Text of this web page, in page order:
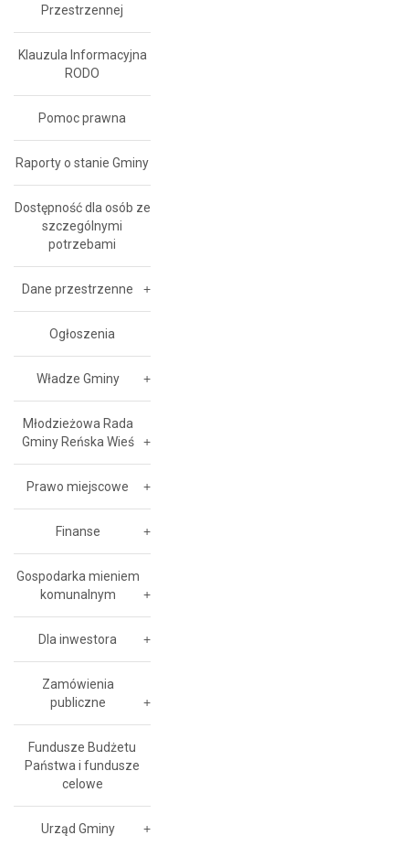
Przestrzennej
Klauzula Informacyjna
RODO
Pomoc prawna
Raporty o stanie Gminy
Dostępność dla osób ze
szczególnymi
potrzebami
Dane przestrzenne
Ogłoszenia
Władze Gminy
Młodzieżowa Rada
Gminy Reńska Wieś
Prawo miejscowe
Finanse
Gospodarka mieniem
komunalnym
Dla inwestora
Zamówienia
publiczne
Fundusze Budżetu
Państwa i fundusze
celowe
Urząd Gminy